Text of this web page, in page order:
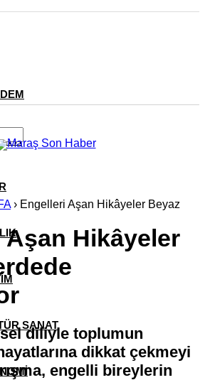
SANAT
› Engelleri Aşan Hikâyeler Beyaz
Aşan Hikâyeler
diliyle toplumun
dikkat çekmeyi
engelli bireylerin